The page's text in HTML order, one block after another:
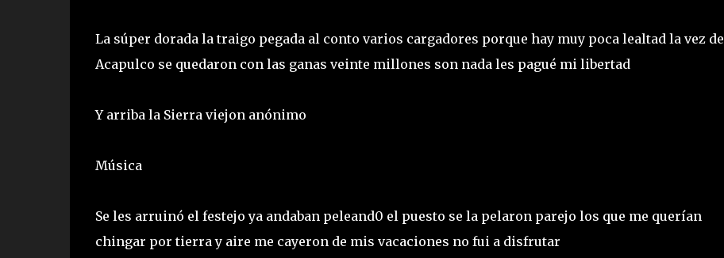
La súper dorada la traigo pegada al conto varios cargadores porque hay muy poca lealtad la vez de
Acapulco se quedaron con las ganas veinte millones son nada les pagué mi libertad
Y arriba la Sierra viejon anónimo
Música
Se les arruinó el festejo ya andaban peleand0 el puesto se la pelaron parejo los que me querían
chingar por tierra y aire me cayeron de mis vacaciones no fui a disfrutar